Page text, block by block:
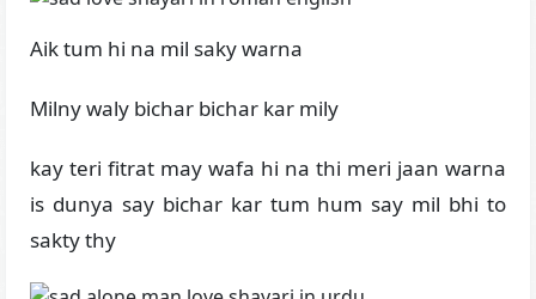
Aik tum hi na mil saky warna
Milny waly bichar bichar kar mily
kay teri fitrat may wafa hi na thi meri jaan warna
is dunya say bichar kar tum hum say mil bhi to
sakty thy